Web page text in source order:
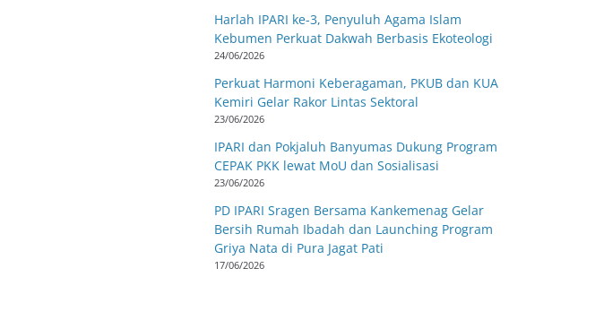
Harlah IPARI ke-3, Penyuluh Agama Islam
Kebumen Perkuat Dakwah Berbasis Ekoteologi
24/06/2026
Perkuat Harmoni Keberagaman, PKUB dan KUA
Kemiri Gelar Rakor Lintas Sektoral
23/06/2026
IPARI dan Pokjaluh Banyumas Dukung Program
CEPAK PKK lewat MoU dan Sosialisasi
23/06/2026
PD IPARI Sragen Bersama Kankemenag Gelar
Bersih Rumah Ibadah dan Launching Program
Griya Nata di Pura Jagat Pati
17/06/2026